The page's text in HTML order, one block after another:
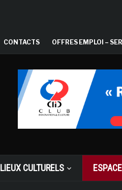
CONTACTS OFFRES EMPLOI –
LIEUX CULTURELS